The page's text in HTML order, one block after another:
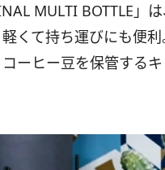
MULTI BOTTLE」
くて持ち運びにも便
ーヒー豆を保管する